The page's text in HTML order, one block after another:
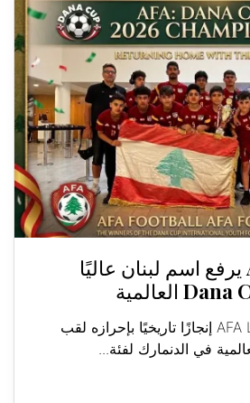
AFA Lebanon يرفع اسم لبنان عاليًا
حقق فريق AFA Lebanon إنجازًا تاريخيًا بإحرازه لقب